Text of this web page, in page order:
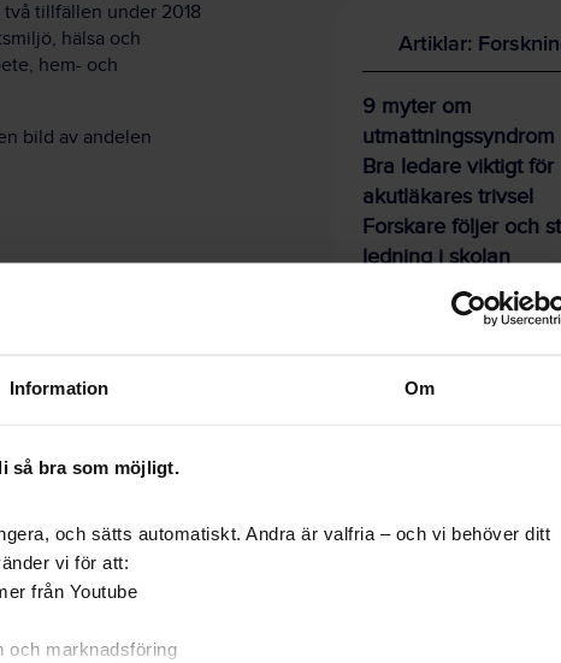
Information Om
så bra som möjligt.
och sätts automatiskt. Andra är valfria – och vi behöver ditt
vi för att:
från Youtube
och marknadsföring
tillfällen under 2018
hälsa och
hem- och
bild av andelen
skolledarnas
medarbetare de har
mellan de
de kan diskutera och
vill prioritera, säger
använda för att ta beslut
gör rätt, säger han.
Artiklar:
9 myter om
utmattningssyndrom
Bra ledare viktigt för
akutläkares trivsel
Forskare följer och
ledning i skolan